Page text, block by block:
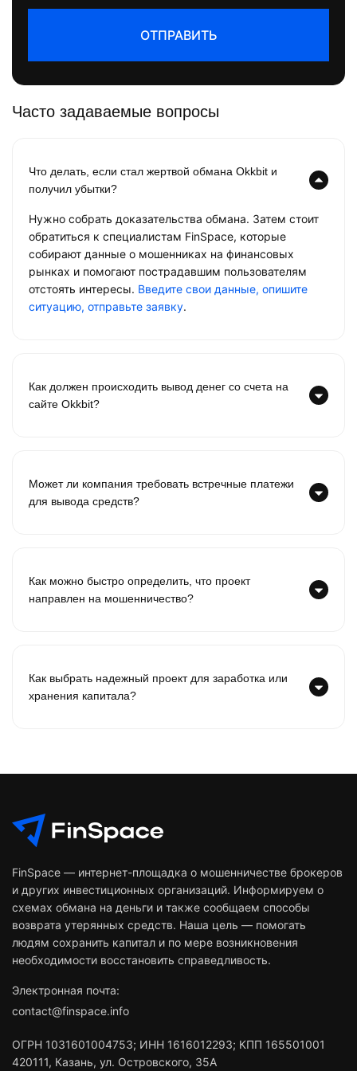
ОТПРАВИТЬ
Часто задаваемые вопросы
Что делать, если стал жертвой обмана Okkbit и
получил убытки?
Нужно собрать доказательства обмана. Затем стоит
обратиться к специалистам FinSpace, которые
собирают данные о мошенниках на финансовых
рынках и помогают пострадавшим пользователям
отстоять интересы. Введите свои данные, опишите
ситуацию, отправьте заявку.
Как должен происходить вывод денег со счета на
сайте Okkbit?
Может ли компания требовать встречные платежи
для вывода средств?
Как можно быстро определить, что проект
направлен на мошенничество?
Как выбрать надежный проект для заработка или
хранения капитала?
FinSpace — интернет-площадка о мошенничестве брокеров
и других инвестиционных организаций. Информируем о
схемах обмана на деньги и также сообщаем способы
возврата утерянных средств. Наша цель — помогать
людям сохранить капитал и по мере возникновения
необходимости восстановить справедливость.
Электронная почта:
contact@finspace.info
ОГРН 1031601004753; ИНН 1616012293; КПП 165501001
420111, Казань, ул. Островского, 35А